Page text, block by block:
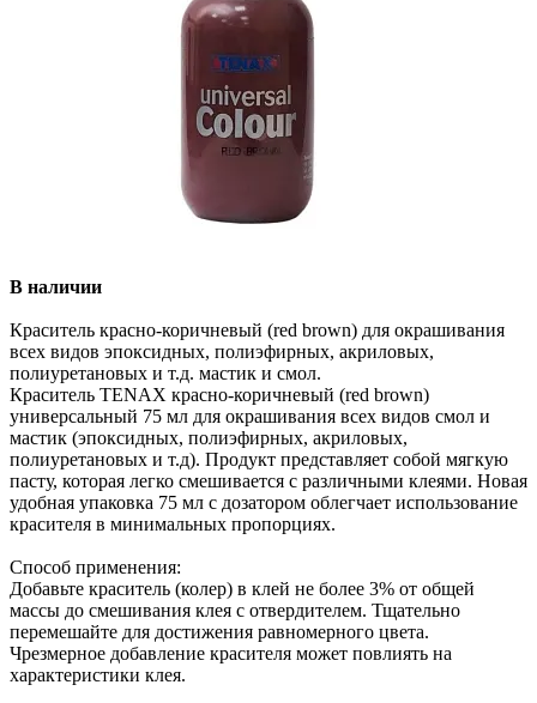
В наличии
Краситель красно-коричневый (red brown) для окрашивания
всех видов эпоксидных, полиэфирных, акриловых,
полиуретановых и т.д. мастик и смол.
Краситель TENAX красно-коричневый (red brown)
универсальный 75 мл для окрашивания всех видов смол и
мастик (эпоксидных, полиэфирных, акриловых,
полиуретановых и т.д). Продукт представляет собой мягкую
пасту, которая легко смешивается с различными клеями. Новая
удобная упаковка 75 мл с дозатором облегчает использование
красителя в минимальных пропорциях.
Способ применения:
Добавьте краситель (колер) в клей не более 3% от общей
массы до смешивания клея с отвердителем. Тщательно
перемешайте для достижения равномерного цвета.
Чрезмерное добавление красителя может повлиять на
характеристики клея.